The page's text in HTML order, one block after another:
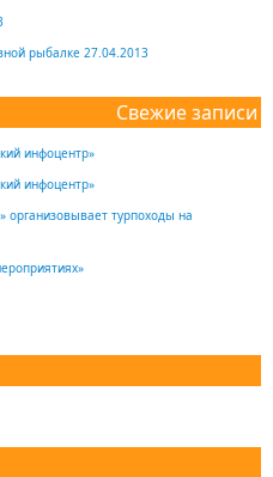
рыбалке 27.04.2013
Свежие записи
инфоцентр»
инфоцентр»
организовывает турпоходы на